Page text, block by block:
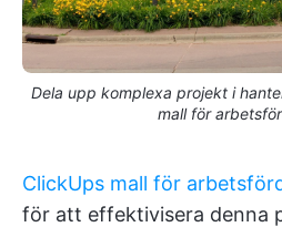
Dela upp komplexa projekt i
mall för
ClickUps mall för
för att effektivisera denna